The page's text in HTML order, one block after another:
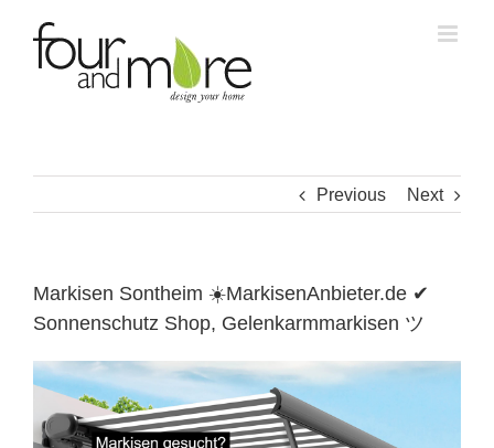
content
Previous Next
Markisen Sontheim ☀️MarkisenAnbieter.de ✔
Sonnenschutz Shop, Gelenkarmmarkisen ツ